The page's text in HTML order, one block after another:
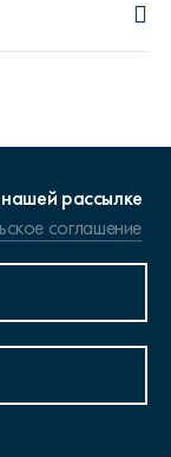
рассылке
соглашение